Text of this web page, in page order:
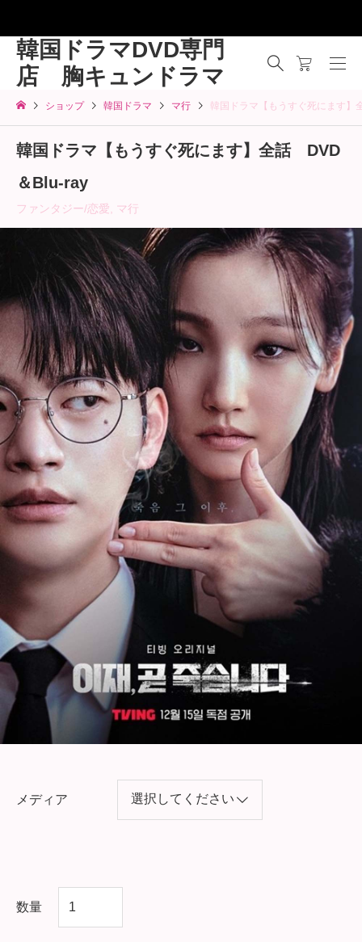
韓国ドラマDVD専門
店 胸キュンドラマ
ショップ 韓国ドラマ マ行 韓国ドラマ【もうすぐ死にます
韓国ドラマ【もうすぐ死にます】全話 DVD
＆Blu-ray
ファンタジー/恋愛 マ行
メディア
数量
国